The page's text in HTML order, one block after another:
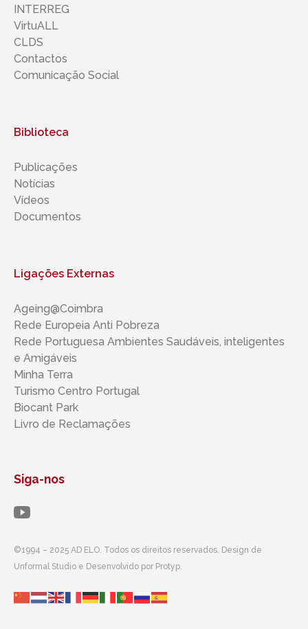
INTERREG
VirtuALL
CLDS
Contactos
Comunicação Social
Biblioteca
Publicações
Notícias
Vídeos
Documentos
Ligações Externas
Ageing@Coimbra
Rede Europeia Anti Pobreza
Rede Portuguesa Ambientes Saudáveis, inteligentes ​​
e Amigáveis
Minha Terra
Turismo Centro Portugal
Biocant Park
Livro de Reclamações
Siga-nos
©1994 – 2025 AD ELO. Todos os direitos reservados. Design de
Unformal Studio e Desenvolvido por Protyp.